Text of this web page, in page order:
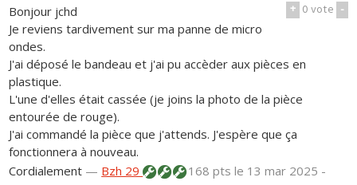
+ 0vote -
Bonjour jchd
Je reviens tardivement sur ma panne de micro
ondes.
J'ai déposé le bandeau et j'ai pu accèder aux pièces en
plastique.
L'une d'elles était cassée (je joins la photo de la pièce
entourée de rouge).
J'ai commandé la pièce que j'attends. J'espère que ça
fonctionnera à nouveau.
Cordialement — Bzh 29 168 ptsle 13 mar 2025 -